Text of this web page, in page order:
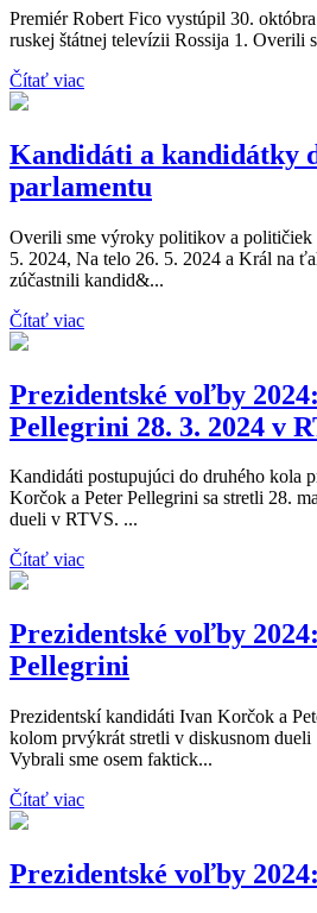
Premiér Robert Fico vystúpil 30.
ruskej štátnej televízii Rossija 1. Overili
Čítať viac
Kandidáti a kandidátky
parlamentu
Overili sme výroky politikov a
5. 2024, Na telo 26. 5. 2024 a Král na
zúčastnili kandid&...
Čítať viac
Prezidentské voľby
Pellegrini 28. 3. 2024 v
Kandidáti postupujúci do druhého kola
Korčok a Peter Pellegrini sa stretli 28.
dueli v RTVS. ...
Čítať viac
Prezidentské voľby
Pellegrini
Prezidentskí kandidáti Ivan Korčok a
kolom prvýkrát stretli v diskusnom dueli
Vybrali sme osem faktick...
Čítať viac
Prezidentské voľby